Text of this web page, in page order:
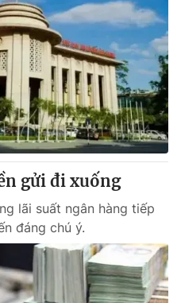
Việt Nam
điện tử số 483/GP-BTTTT
Hạnh, Phạm Quốc Thắng,
024.38 355 932
897 897
gửi đi xuống
lãi suất ngân hàng tiếp
đáng chú ý.